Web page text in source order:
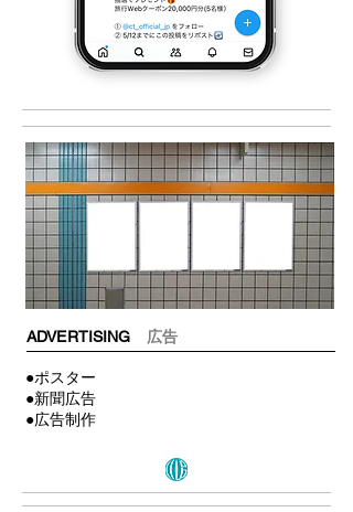
ADVERTISING 広告
●ポスター
●新聞広告
​●広告制作